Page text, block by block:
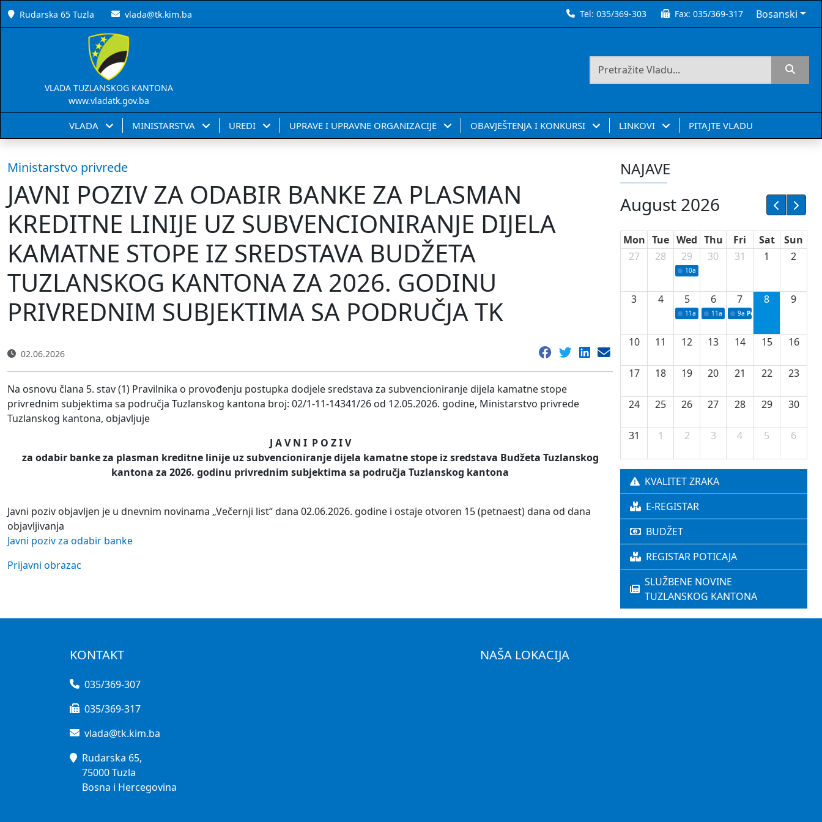
Rudarska 65 Tuzla vlada@tk.kim.ba Tel:035/369-303 Fax:035/369-317 Bosanski
VLADA TUZLANSKOG KANTONA
www.vladatk.gov.ba
VLADA MINISTARSTVA UREDI UPRAVE I UPRAVNE ORGANIZACIJE OBAVJEŠTENJA I KONKURSI LINKOVI PITAJTE VLADU
Ministarstvo privrede
JAVNI POZIV ZA ODABIR BANKE ZA PLASMAN
KREDITNE LINIJE UZ SUBVENCIONIRANJE DIJELA
KAMATNE STOPE IZ SREDSTAVA BUDŽETA
TUZLANSKOG KANTONA ZA 2026. GODINU
PRIVREDNIM SUBJEKTIMA SA PODRUČJA TK
02.06.2026
Na osnovu člana 5. stav (1) Pravilnika o provođenju postupka dodjele sredstava za subvencioniranje dijela kamatne stope
privrednim subjektima sa područja Tuzlanskog kantona broj: 02/1-11-14341/26 od 12.05.2026. godine, Ministarstvo privrede
Tuzlanskog kantona, objavljuje
J A V N I P O Z I V
za odabir banke za plasman kreditne linije uz subvencioniranje dijela kamatne stope iz sredstava Budžeta Tuzlanskog
kantona za 2026. godinu privrednim subjektima sa područja Tuzlanskog kantona
Javni poziv objavljen je u dnevnim novinama „Večernji list“ dana 02.06.2026. godine i ostaje otvoren 15 (petnaest) dana od dana
objavljivanja
Javni poziv za odabir banke
Prijavni obrazac
NAJAVE
August 2026
Mon Tue Wed Thu Fri Sat
Sun
27
28 29
10a Potpisivanje ugovora sa neprofitnim
30 31 1 2
3 4 5
11a Potpisivanje ugovora o stipendijama
6
11a Podrška razvoju vodne
7
9a Početak izgradnje nove
8 9
10 11 12 13 14 15 16
17 18 19 20 21 22 23
24 25 26 27 28 29 30
31 1 2 3 4 5 6
KVALITET ZRAKA
E-REGISTAR
BUDŽET
REGISTAR POTICAJA
SLUŽBENE NOVINE
TUZLANSKOG KANTONA
KONTAKT
035/369-307
035/369-317
vlada@tk.kim.ba
Rudarska 65,
75000 Tuzla
Bosna i Hercegovina
NAŠA LOKACIJA